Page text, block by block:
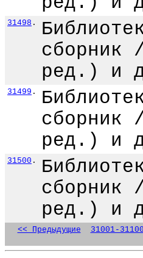
31498 .
ред.) и
31499 .
ред.) и
31500 .
ред.) и
<< Предыдущие 31001-31100